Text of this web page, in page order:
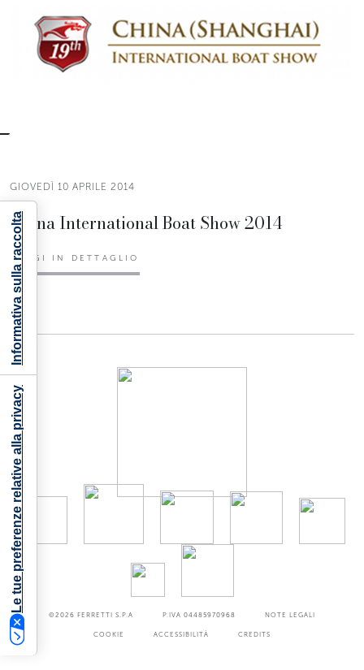
GIOVEDÌ 10 APRILE 2014
China International Boat Show 2014
LEGGI IN DETTAGLIO
©2026 FERRETTI S.P.A P.IVA 04485970968 NOTE LEGALI
COOKIE ACCESSIBILITÀ CREDITS
Le tue preferenze relative alla privacy
Informativa sulla raccolta